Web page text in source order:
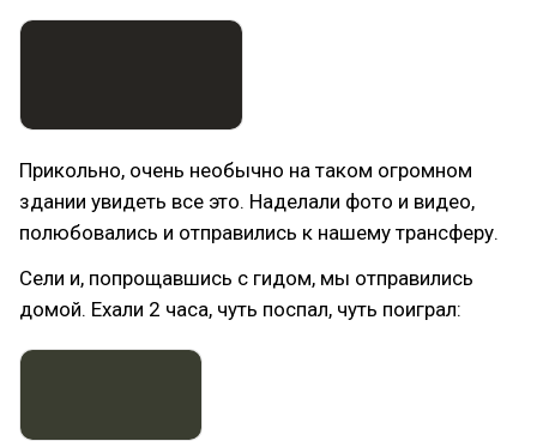
Прикольно, очень необычно на таком огромном
здании увидеть все это. Наделали фото и видео,
полюбовались и отправились к нашему трансферу.
Сели и, попрощавшись с гидом, мы отправились
домой. Ехали 2 часа, чуть поспал, чуть поиграл: